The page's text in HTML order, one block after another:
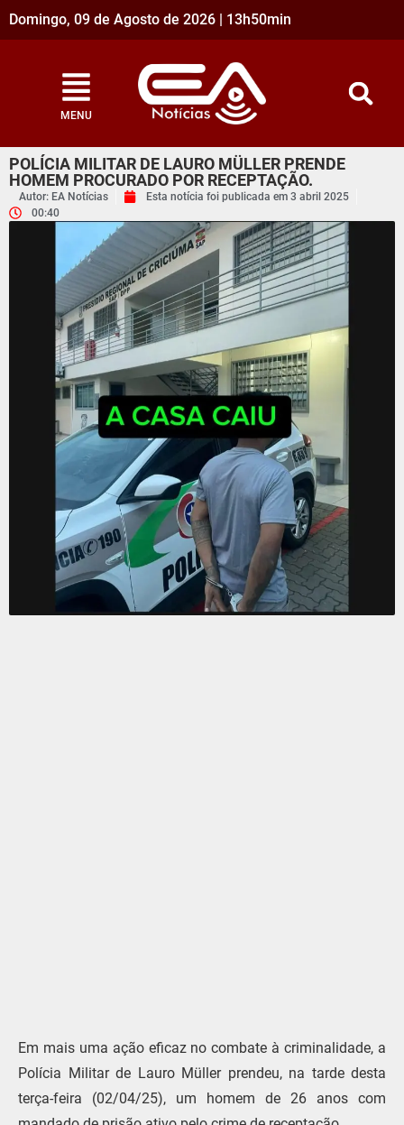
Domingo, 09 de Agosto de 2026 | 13h50min
MENU
POLÍCIA MILITAR DE LAURO MÜLLER PRENDE
HOMEM PROCURADO POR RECEPTAÇÃO.
Autor: EA Notícias Esta notícia foi publicada em 3 abril 2025
00:40
Em mais uma ação eficaz no combate à criminalidade, a
Polícia Militar de Lauro Müller prendeu, na tarde desta
terça-feira (02/04/25), um homem de 26 anos com